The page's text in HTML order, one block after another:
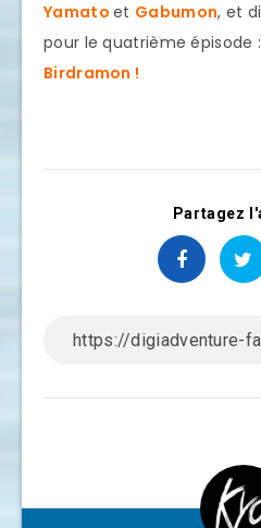
Yamato et Gabumon, et
pour le quatrième épisode :
Birdramon !
Partagez